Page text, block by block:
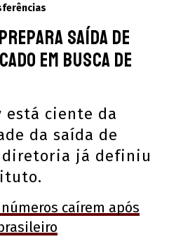
saída de
em busca de
está ciente da
da saída de
diretoria já definiu
caírem após